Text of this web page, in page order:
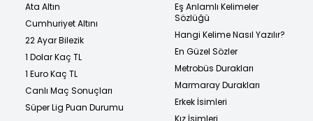
Ata Altın
Cumhuriyet Altını
22 Ayar Bilezik
1 Dolar Kaç TL
1 Euro Kaç TL
Canlı Maç Sonuçları
Süper Lig Puan Durumu
Eş Anlamlı Kelimeler
Sözlüğü
Hangi Kelime Nasıl Yazılır?
En Güzel Sözler
Metrobüs Durakları
Marmaray Durakları
Erkek İsimleri